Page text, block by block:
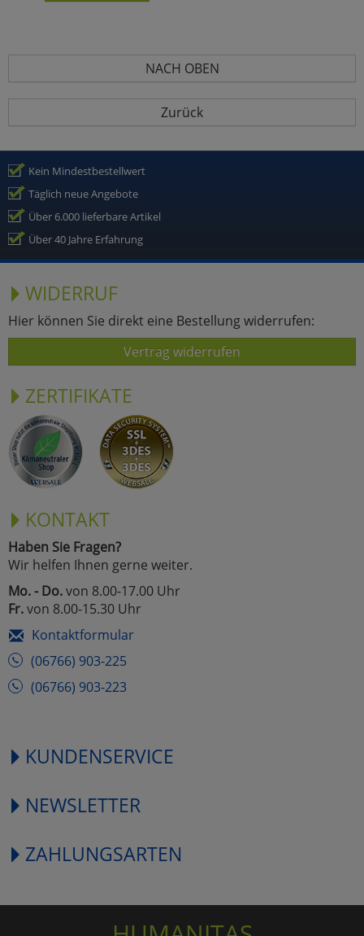
NACH OBEN
Zurück
Kein Mindestbestellwert
Täglich neue Angebote
Über 6.000 lieferbare Artikel
Über 40 Jahre Erfahrung
WIDERRUF
Hier können Sie direkt eine Bestellung widerrufen:
Vertrag widerrufen
ZERTIFIKATE
KONTAKT
Haben Sie Fragen?
Wir helfen Ihnen gerne weiter.
Mo. - Do.von 8.00-17.00 Uhr
Fr.von 8.00-15.30 Uhr
Kontaktformular
(06766) 903-225
(06766) 903-223
KUNDENSERVICE
NEWSLETTER
ZAHLUNGSARTEN